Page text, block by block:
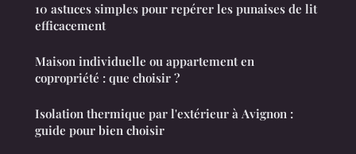
10 astuces simples pour repérer les punaises de lit
efficacement
Maison individuelle ou appartement en
copropriété : que choisir ?
Isolation thermique par l'extérieur à Avignon :
guide pour bien choisir